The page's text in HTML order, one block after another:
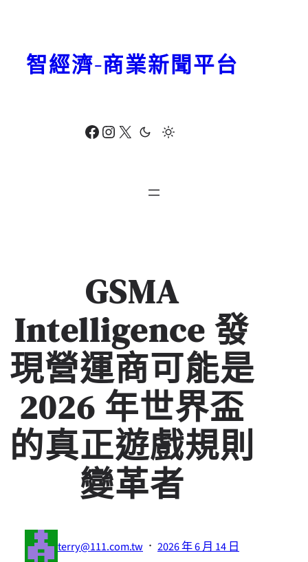
Facebook Instagram X
智經濟-商業新聞平台
GSMA
Intelligence 發
現營運商可能是
2026 年世界盃
的真正遊戲規則
變革者
terry@111.com.tw · 2026 年 6 月 14 日